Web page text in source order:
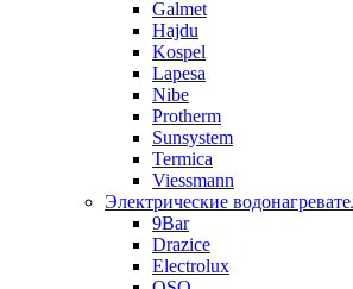
Galmet
Hajdu
Kospel
Lapesa
Nibe
Protherm
Sunsystem
Termica
Viessmann
Электрические
9Bar
Drazice
Electrolux